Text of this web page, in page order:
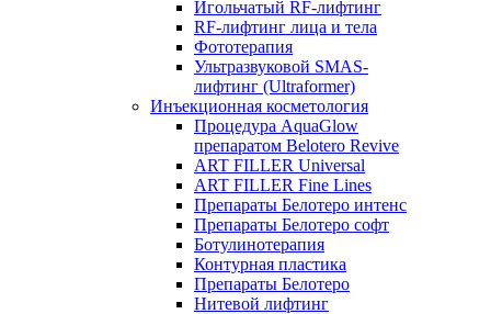
Игольчатый RF-лифтинг
RF-лифтинг лица и тела
Фототерапия
Ультразвуковой SMAS-
лифтинг (Ultraformer)
Инъекционная косметология
Процедура AquaGlow
препаратом Belotero Revive
ART FILLER Universal
ART FILLER Fine Lines
Препараты Белотеро интенс
Препараты Белотеро софт
Ботулинотерапия
Контурная пластика
Препараты Белотеро
Нитевой лифтинг